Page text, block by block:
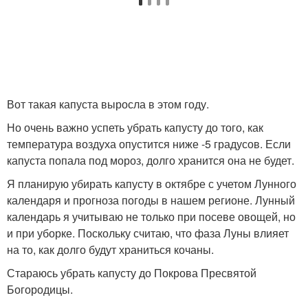
Вот такая капуста выросла в этом году.
Но очень важно успеть убрать капусту до того, как
температура воздуха опустится ниже -5 градусов. Если
капуста попала под мороз, долго хранится она не будет.
Я планирую убирать капусту в октябре с учетом Лунного
календаря и прогноза погоды в нашем регионе. Лунный
календарь я учитываю не только при посеве овощей, но
и при уборке. Поскольку считаю, что фаза Луны влияет
на то, как долго будут храниться кочаны.
Стараюсь убрать капусту до Покрова Пресвятой
Богородицы.